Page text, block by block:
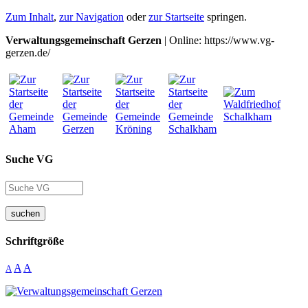
Zum Inhalt, zur Navigation oderzur Startseite springen.
Verwaltungsgemeinschaft Gerzen | Online: https://www.vg-
gerzen.de/
Suche VG
suchen
Schriftgröße
A A A